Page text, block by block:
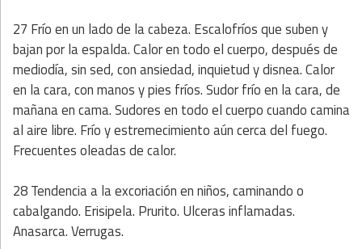
27 Frío en un lado de la cabeza. Escalofríos que suben y
bajan por la espalda. Calor en todo el cuerpo, después de
mediodía, sin sed, con ansiedad, inquietud y disnea. Calor
en la cara, con manos y pies fríos. Sudor frío en la cara, de
mañana en cama. Sudores en todo el cuerpo cuando camina
al aire libre. Frío y estremecimiento aún cerca del fuego.
Frecuentes oleadas de calor.
28 Tendencia a la excoriación en niños, caminando o
cabalgando. Erisipela. Prurito. Ulceras inflamadas.
Anasarca. Verrugas.